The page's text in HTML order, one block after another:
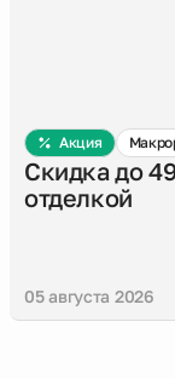
Акция
Скидка до
отделкой
05 августа 2026